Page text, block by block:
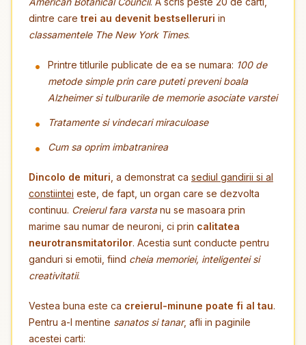
dintre care trei au devenit bestselleruri in
classamentele The New York Times.
Printre titlurile publicate de ea se numara: 100 de
metode simple prin care puteti preveni boala
Alzheimer si tulburarile de memorie asociate varstei
Tratamente si vindecari miraculoase
Cum sa oprim imbatranirea
Dincolo de mituri , a demonstrat ca sediul gandirii si al
constiintei este, de fapt, un organ care se dezvolta
continuu. Creierul fara varstanu se masoara prin
marime sau numar de neuroni, ci prin calitatea
neurotransmitatorilor. Acestia sunt conducte pentru
ganduri si emotii, fiind cheia memoriei, inteligentei si
creativitatii.
Vestea buna este ca creierul-minune poate fi al tau.
Pentru a-l mentine sanatos si tanar, afli in paginile
acestei carti: